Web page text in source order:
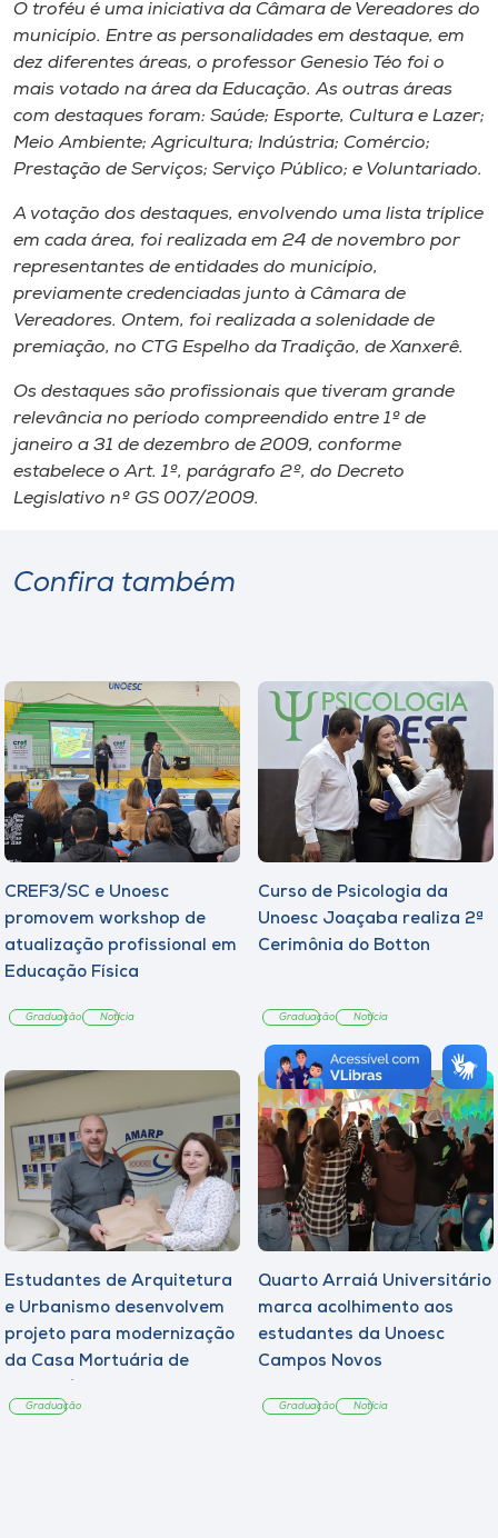
Museu
Unoesc
Store
o idioma
A-
O troféu é uma iniciativa da Câmara de Vereadores do
município. Entre as personalidades em destaque, em
dez diferentes áreas, o professor Genesio Téo foi o
mais votado na área da Educação. As outras áreas
com destaques foram: Saúde; Esporte, Cultura e Lazer;
Meio Ambiente; Agricultura; Indústria; Comércio;
Prestação de Serviços; Serviço Público; e Voluntariado.
A votação dos destaques, envolvendo uma lista tríplice
em cada área, foi realizada em 24 de novembro por
representantes de entidades do município,
previamente credenciadas junto à Câmara de
Vereadores. Ontem, foi realizada a solenidade de
premiação, no CTG Espelho da Tradição, de Xanxerê.
Os destaques são profissionais que tiveram grande
relevância no período compreendido entre 1º de
janeiro a 31 de dezembro de 2009, conforme
estabelece o Art. 1º, parágrafo 2º, do Decreto
Legislativo nº GS 007/2009.
Confira também
CREF3/SC e Unoesc
promovem workshop de
atualização profissional em
Educação Física
Graduação Notícia
Curso de Psicologia da
Unoesc Joaçaba realiza 2ª
Cerimônia do Botton
Graduação Notícia
Estudantes de Arquitetura
e Urbanismo desenvolvem
projeto para modernização
da Casa Mortuária de
Graduação
Quarto Arraiá Universitário
marca acolhimento aos
estudantes da Unoesc
Campos Novos
Graduação Notícia